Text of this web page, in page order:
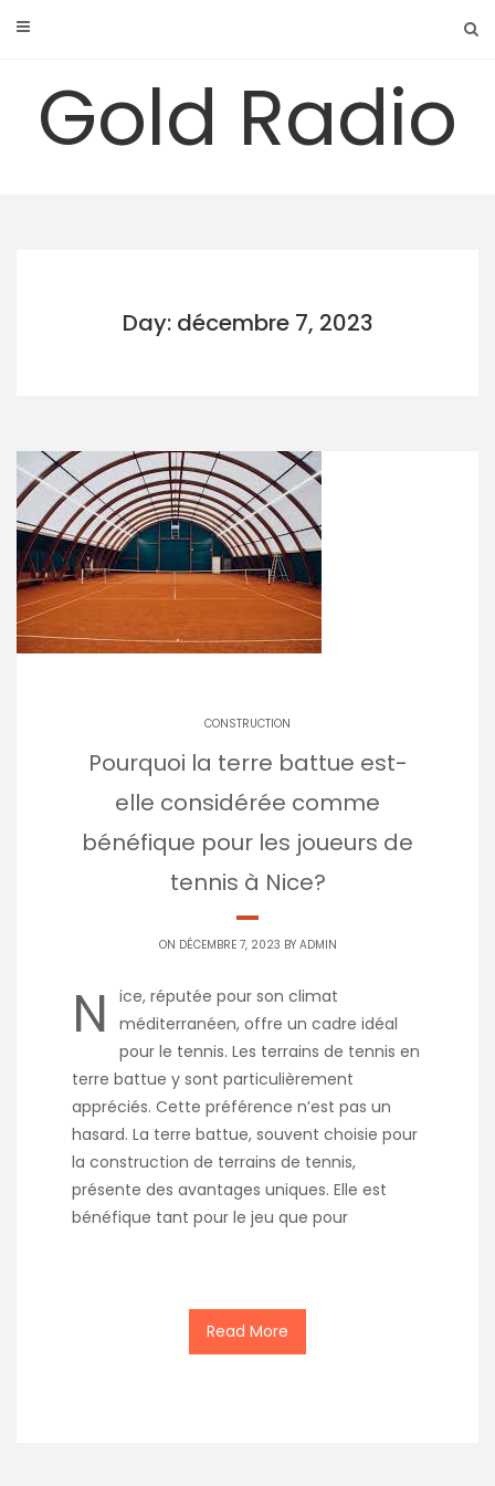
Gold Radio
Day: décembre 7, 2023
CONSTRUCTION
Pourquoi la terre battue est-
elle considérée comme
bénéfique pour les joueurs de
tennis à Nice?
ON DÉCEMBRE 7, 2023 BY ADMIN
N
ice, réputée pour son climat
méditerranéen, offre un cadre idéal
pour le tennis. Les terrains de tennis en
terre battue y sont particulièrement
appréciés. Cette préférence n’est pas un
hasard. La terre battue, souvent choisie pour
la construction de terrains de tennis,
présente des avantages uniques. Elle est
bénéfique tant pour le jeu que pour
Read More